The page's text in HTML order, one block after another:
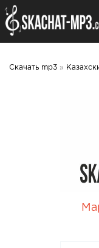
Скачать mp3 »